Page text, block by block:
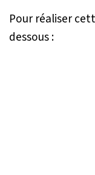
Pour réaliser
dessous :